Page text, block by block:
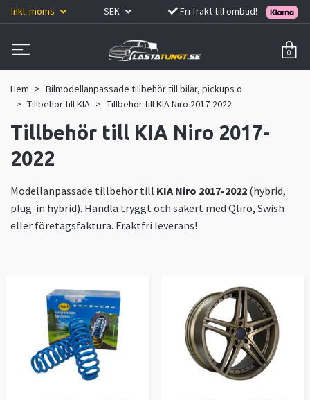
Inkl. moms SEK Fri frakt till ombud!
0
Hem
Bilmodellanpassade tillbehör till bilar, pickups o
Tillbehör till KIA
Tillbehör till KIA Niro 2017-2022
Tillbehör till KIA Niro 2017-
2022
Modellanpassade tillbehör till KIA Niro 2017-2022 (hybrid,
plug-in hybrid). Handla tryggt och säkert med Qliro, Swish
eller företagsfaktura. Fraktfri leverans!